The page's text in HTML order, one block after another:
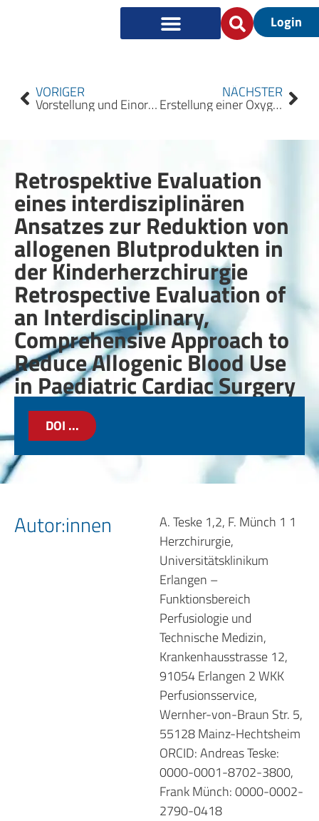
Login
VORIGER
Vorstellung und Einordnung der europäischen Guideline zur Anwendung des kardiopulmonalen Bypasses 2024 Presentation and classification of the European guideline on the use of cardiopulmonary bypass 2024
NÄCHSTER
Erstellung einer Oxygenatortransferleistung für den Sorin Inspire 8F™ Dual PH.I.S.I.O. Oxygenator Creation of an Oxygenator Transfer Service for the Sorin Inspire 8F™ Dual PH.I.S.I.O. Oxygenator
Retrospektive Evaluation
eines interdisziplinären
Ansatzes zur Reduktion von
allogenen Blutprodukten in
der Kinderherzchirurgie
Retrospective Evaluation of
an Interdisciplinary,
Comprehensive Approach to
Reduce Allogenic Blood Use
in Paediatric Cardiac Surgery
DOI ...
Autor:innen
A. Teske 1,2, F. Münch 1 1
Herzchirurgie,
Universitätsklinikum
Erlangen –
Funktionsbereich
Perfusiologie und
Technische Medizin,
Krankenhausstrasse 12,
91054 Erlangen 2 WKK
Perfusionsservice,
Wernher-von-Braun Str. 5,
55128 Mainz-Hechtsheim
ORCID: Andreas Teske:
0000-0001-8702-3800,
Frank Münch: 0000-0002-
2790-0418